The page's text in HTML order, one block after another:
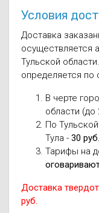
Условия
Доставка
осуществляется
Тульской
определяется по
В черте
области (до
По
Тула - 30
Тарифы на
Доставка
руб.